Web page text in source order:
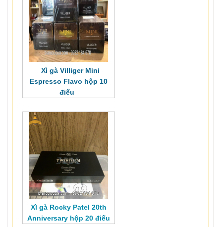
Xì gà Villiger Mini
Espresso Flavo hộp 10
điếu
Xì gà Rocky Patel 20th
Anniversary hộp 20 điếu